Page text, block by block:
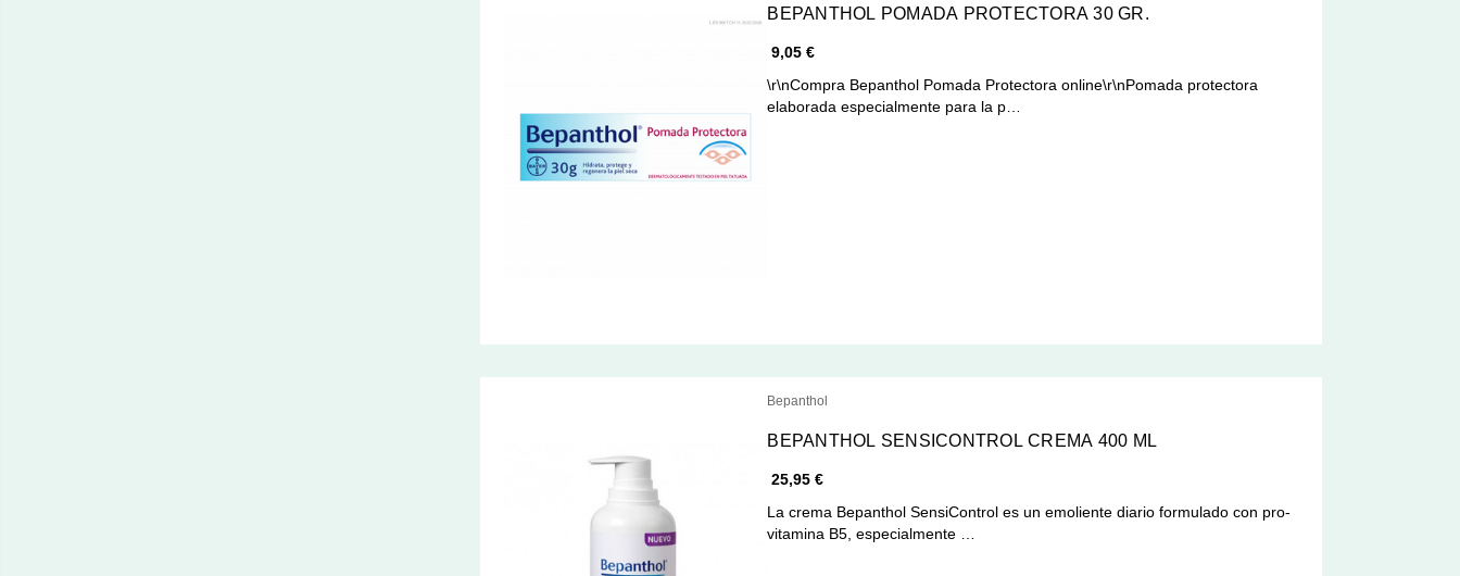
BEPANTHOL POMADA PROTECTORA 30 GR.
9,05 €
\r\nCompra Bepanthol Pomada Protectora online\r\nPomada protectora
elaborada especialmente para la p…
Bepanthol
BEPANTHOL SENSICONTROL CREMA 400 ML
25,95 €
La crema Bepanthol SensiControl es un emoliente diario formulado con pro-
vitamina B5, especialmente …